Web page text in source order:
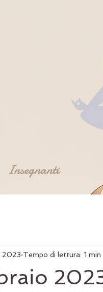
Insegnanti
2023 Tempo di lettura: 1 min